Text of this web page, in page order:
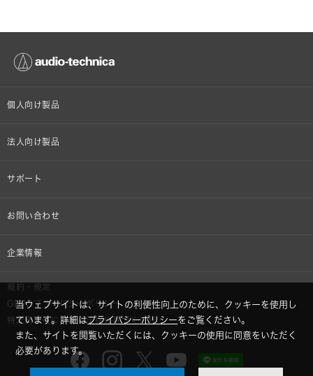
個人向け製品
オンラインストア限定
車載製品
部品/付属品
法人向け製品
設備音響機器
半導体レーザー応用製品
サポート
個人向け製品サポート
お問い合わせ
その他、メディア 取材関連等のお問い合わせ
企業情報
株式会社オーディオテクニカ
採用情報
GLOBAL-オーディオテクニカ
規約・規定
GDPRプライバシーポリシー
特定商取引に関する法律に基づく表示
当ウェブサイトは、サイトの利便性向上のために、クッキーを使用し
ています。詳細はプライバシーポリシーをご覧ください。
また、サイトを閲覧いただくには、クッキーの使用に同意をいただく
必要があります。